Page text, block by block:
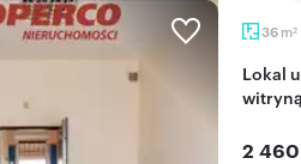
36 m2
Lokal użytkowy 36 m² w centrum Kielc z dużą
2